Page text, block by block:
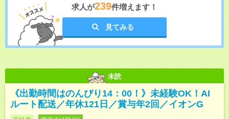
求人が239件増えます！
見てみる
未読
《出勤時間はのんびり14：00！》未経験OK！AI
ルート配送／年休121日／賞与年2回／イオンG